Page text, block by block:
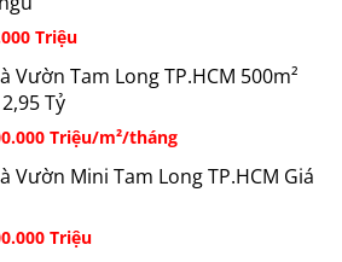
Triệu
Vườn Tam Long TP.HCM 500m²
Tỷ
Triệu/m²/tháng
Vườn Mini Tam Long TP.HCM Giá
Triệu